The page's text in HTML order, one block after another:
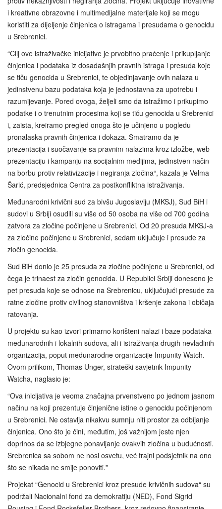
i kreativne obrazovne i multimedijalne materijale koji se mogu
koristiti za dijeljenje činjenica o istragama i presudama o genocidu
u Srebrenici.
“Cilj ove istraživačke inicijative je prvobitno praćenje i prikupljanje
činjenica i podataka iz dosadašnjih pravnih istraga i presuda koje
se tiču genocida u Srebrenici, te objedinjavanje ovih nalaza u
jedinstvenu bazu podataka koja je jednostavna za upotrebu i
razumijevanje. Pored ovoga, željeli smo da istražimo i prikupimo
podatke i o trenutnim procesima koji se tiču genocida u Srebrenici
i, zaista, kreiramo pregled onoga što je učinjeno u pogledu
pronalaska pravnih činjenica i dokaza. Smatramo da je
prezentacija i suočavanje sa pravnim nalazima kroz izložbe, web
prezentaciju i kampanju na socijalnim medijima, jedinstven način
na borbu protiv relativizacije i negiranja zločina“, kazala je Velma
Šarić, predsjednica Centra za postkonfliktna istraživanja.
Međunarodni krivični sud za bivšu Jugoslaviju (MKSJ), Sud BiH i
sudovi u Srbiji osudili su više od 50 osoba na više od 700 godina
zatvora za zločine počinjene u Srebrenici. Od 20 presuda MKSJ-a
za zločine počinjene u Srebrenici, sedam uključuje i presude za
zločin genocida.
Sud BiH donio je 25 presuda za zločine počinjene u Srebrenici, od
čega je trinaest za zločin genocida. U Republici Srbiji doneseno je
pet presuda koje se odnose na Srebrenicu, uključujući presude za
ratne zločine protiv civilnog stanovništva i kršenje zakona i običaja
ratovanja.
U projektu su kao izvori primarno korišteni nalazi i baze podataka
međunarodnih i lokalnih sudova, ali i istraživanja drugih nevladinih
organizacija, poput međunarodne organizacije Impunity Watch.
Ovom prilikom, Thomas Unger, strateški savjetnik Impunity
Watcha, naglasio je:
“Ova inicijativa je veoma značajna prvenstveno po jednom jasnom
načinu na koji prezentuje činjenične istine o genocidu počinjenom
u Srebrenici. Ne ostavlja nikakvu sumnju niti prostor za odbijanje
činjenica. Ono što je čini, međutim, još važnijom jeste njen
doprinos da se izbjegne ponavljanje ovakvih zločina u budućnosti.
Srebrenica sa sobom ne nosi osvetu, već trajni podsjetnik na ono
što se nikada ne smije ponoviti.ˮ
Projekat “Genocid u Srebrenici kroz presude krivičnih sudova“ su
podržali Nacionalni fond za demokratiju (NED), Fond Sigrid